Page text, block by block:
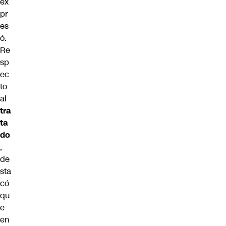
pr
es
ó.
Re
sp
ec
to
al
tra
ta
do
,
de
sta
có
qu
e
en